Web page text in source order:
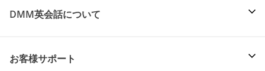
DMM英会話について
お客様サポート